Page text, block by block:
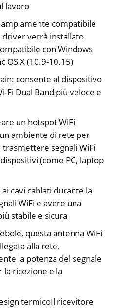
lavoro
compatibile
driver verrà installato
con Windows
OS X (10.9-10.15)
consente al dispositivo
Fi Dual Band più veloce e
un hotspot WiFi
ambiente di rete per
trasmettere segnali WiFi
(come PC, laptop
cavi cablati durante la
WiFi e avere una
stabile e sicura
questa antenna WiFi
alla rete,
la potenza del segnale
la ricezione e la
termicoIl ricevitore